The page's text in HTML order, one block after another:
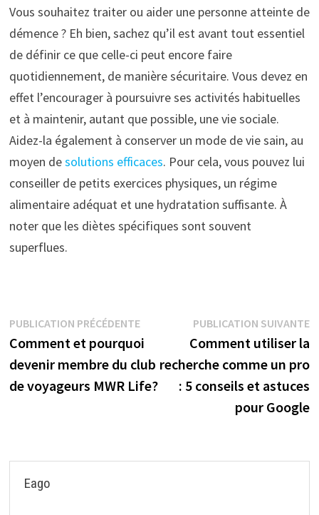
Vous souhaitez traiter ou aider une personne atteinte de
démence ? Eh bien, sachez qu’il est avant tout essentiel
de définir ce que celle-ci peut encore faire
quotidiennement, de manière sécuritaire. Vous devez en
effet l’encourager à poursuivre ses activités habituelles
et à maintenir, autant que possible, une vie sociale.
Aidez-la également à conserver un mode de vie sain, au
moyen desolutions efficaces. Pour cela, vous pouvez lui
conseiller de petits exercices physiques, un régime
alimentaire adéquat et une hydratation suffisante. À
noter que les diètes spécifiques sont souvent
superflues.
Navigation
de
l’article
PUBLICATION PRÉCÉDENTEPublication
précédente :
Comment et pourquoi
devenir membre du club
de voyageurs MWR Life?
PUBLICATION SUIVANTE
Comment utiliser la
recherche comme un pro
: 5 conseils et astuces
pour Google
Eago